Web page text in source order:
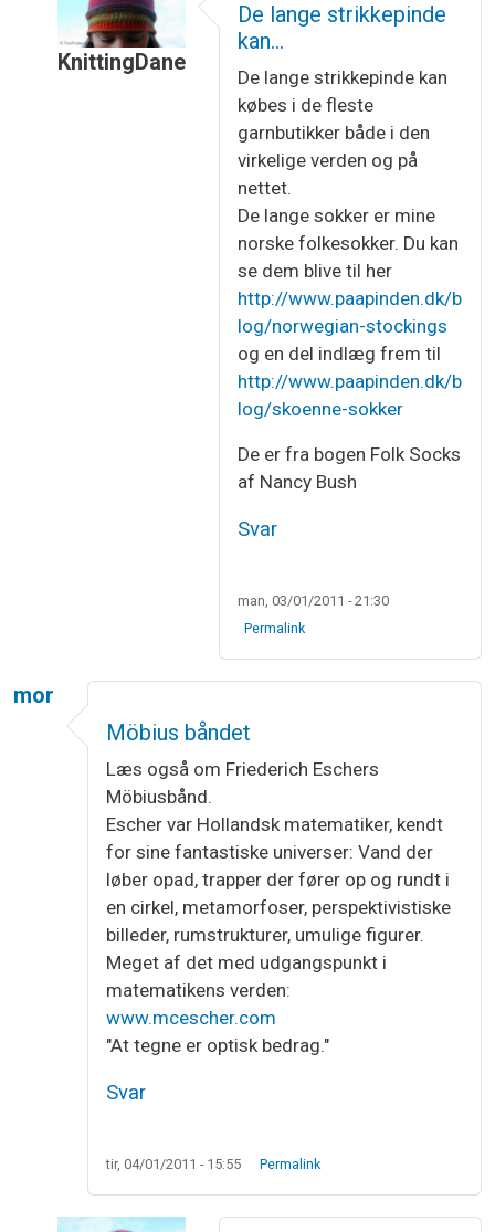
KnittingDane
Hvor ser det spændende ud,…af
De lange strikkepinde
kan…
De lange strikkepinde kan
købes i de fleste
garnbutikker både i den
virkelige verden og på
nettet.
De lange sokker er mine
norske folkesokker. Du kan
se dem blive til her
http://www.paapinden.dk/b
log/norwegian-stockings
og en del indlæg frem til
http://www.paapinden.dk/b
log/skoenne-sokker
De er fra bogen Folk Socks
af Nancy Bush
Svar
man, 03/01/2011 - 21:30
Permalink
mor
Möbius båndet
Læs også om Friederich Eschers
Möbiusbånd.
Escher var Hollandsk matematiker, kendt
for sine fantastiske universer: Vand der
løber opad, trapper der fører op og rundt i
en cirkel, metamorfoser, perspektivistiske
billeder, rumstrukturer, umulige figurer.
Meget af det med udgangspunkt i
matematikens verden:
www.mcescher.com
"At tegne er optisk bedrag."
Svar
tir, 04/01/2011 - 15:55 Permalink